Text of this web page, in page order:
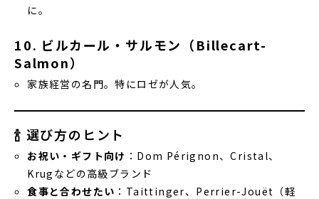
に。
10. ビルカール・サルモン（Billecart-
Salmon）
家族経営の名門。特にロゼが人気。
🍾 選び方のヒント
お祝い・ギフト向け ：Dom Pérignon、Cristal、
Krugなどの高級ブランド
食事と合わせたい ：Taittinger、Perrier-Jouët（軽